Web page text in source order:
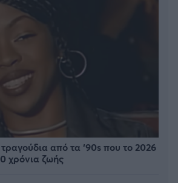
από τα ‘90s που το 2026
χρόνια ζωής